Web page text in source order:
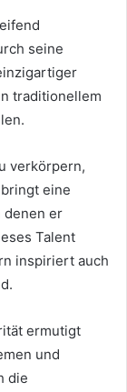
seine
traditionellem
verkörpern,
eine
denen er
Talent
inspiriert auch
ermutigt
und
die